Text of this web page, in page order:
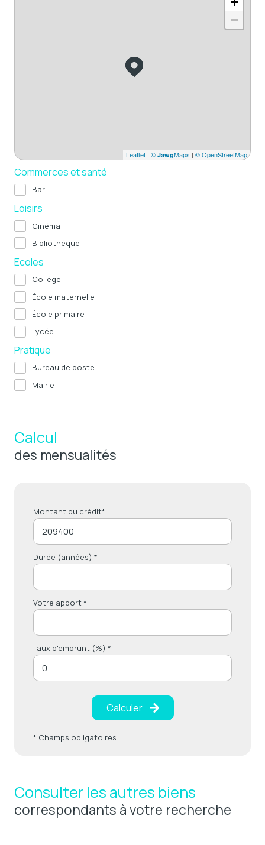
−
Leaflet | © JawgMaps | © OpenStreetMap
Commerces et santé
Bar
Loisirs
Cinéma
Bibliothèque
Ecoles
Collège
École maternelle
École primaire
Lycée
Pratique
Bureau de poste
Mairie
Calcul
des mensualités
Montant du crédit*
Durée (années) *
Votre apport *
Taux d'emprunt (%) *
Calculer
* Champs obligatoires
Consulter les autres biens
correspondants à votre recherche